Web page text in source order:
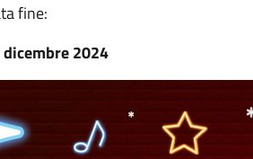
fine:
dicembre 2024